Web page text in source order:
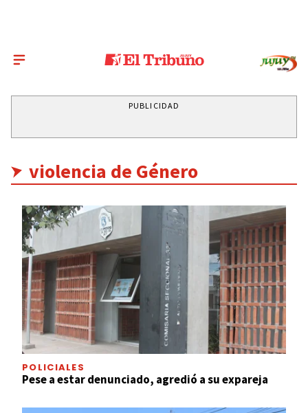
PUBLICIDAD
violencia de Género
POLICIALES
Pese a estar denunciado, agredió a su expareja